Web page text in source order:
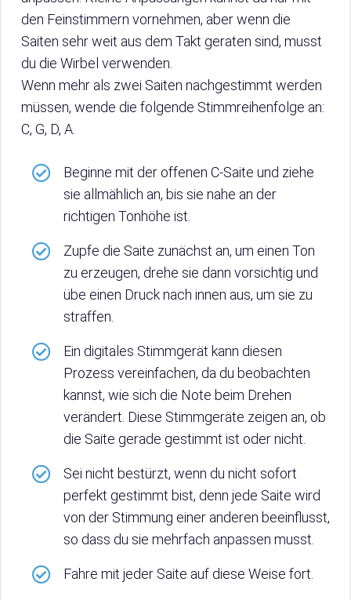
den Feinstimmern vornehmen, aber wenn die
Saiten sehr weit aus dem Takt geraten sind, musst
du die Wirbel verwenden.
Wenn mehr als zwei Saiten nachgestimmt werden
müssen, wende die folgende Stimmreihenfolge an:
C, G, D, A.
Beginne mit der offenen C-Saite und ziehe
sie allmählich an, bis sie nahe an der
richtigen Tonhöhe ist.
Zupfe die Saite zunächst an, um einen Ton
zu erzeugen, drehe sie dann vorsichtig und
übe einen Druck nach innen aus, um sie zu
straffen.
Ein digitales Stimmgerät kann diesen
Prozess vereinfachen, da du beobachten
kannst, wie sich die Note beim Drehen
verändert. Diese Stimmgeräte zeigen an, ob
die Saite gerade gestimmt ist oder nicht.
Sei nicht bestürzt, wenn du nicht sofort
perfekt gestimmt bist, denn jede Saite wird
von der Stimmung einer anderen beeinflusst,
so dass du sie mehrfach anpassen musst.
Fahre mit jeder Saite auf diese Weise fort.